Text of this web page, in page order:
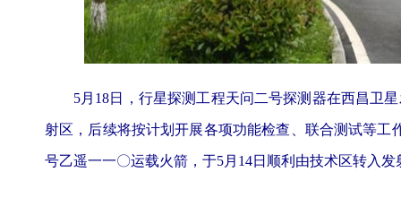
5月18日，行星探测工程天问二号探测器在西昌卫星
射区，后续将按计划开展各项功能检查、联合测试等
号乙遥一一〇运载火箭，于5月14日顺利由技术区转入